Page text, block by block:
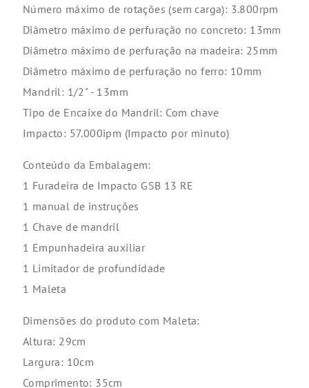
Número máximo de rotações (sem carga): 3.800rpm
Diâmetro máximo de perfuração no concreto: 13mm
Diâmetro máximo de perfuração na madeira: 25mm
Diâmetro máximo de perfuração no ferro: 10mm
Mandril: 1/2" - 13mm
Tipo de Encaixe do Mandril: Com chave
Impacto: 57.000ipm (Impacto por minuto)
Conteúdo da Embalagem:
1 Furadeira de Impacto GSB 13 RE
1 manual de instruções
1 Chave de mandril
1 Empunhadeira auxiliar
1 Limitador de profundidade
1 Maleta
Dimensões do produto com Maleta:
Altura: 29cm
Largura: 10cm
Comprimento: 35cm